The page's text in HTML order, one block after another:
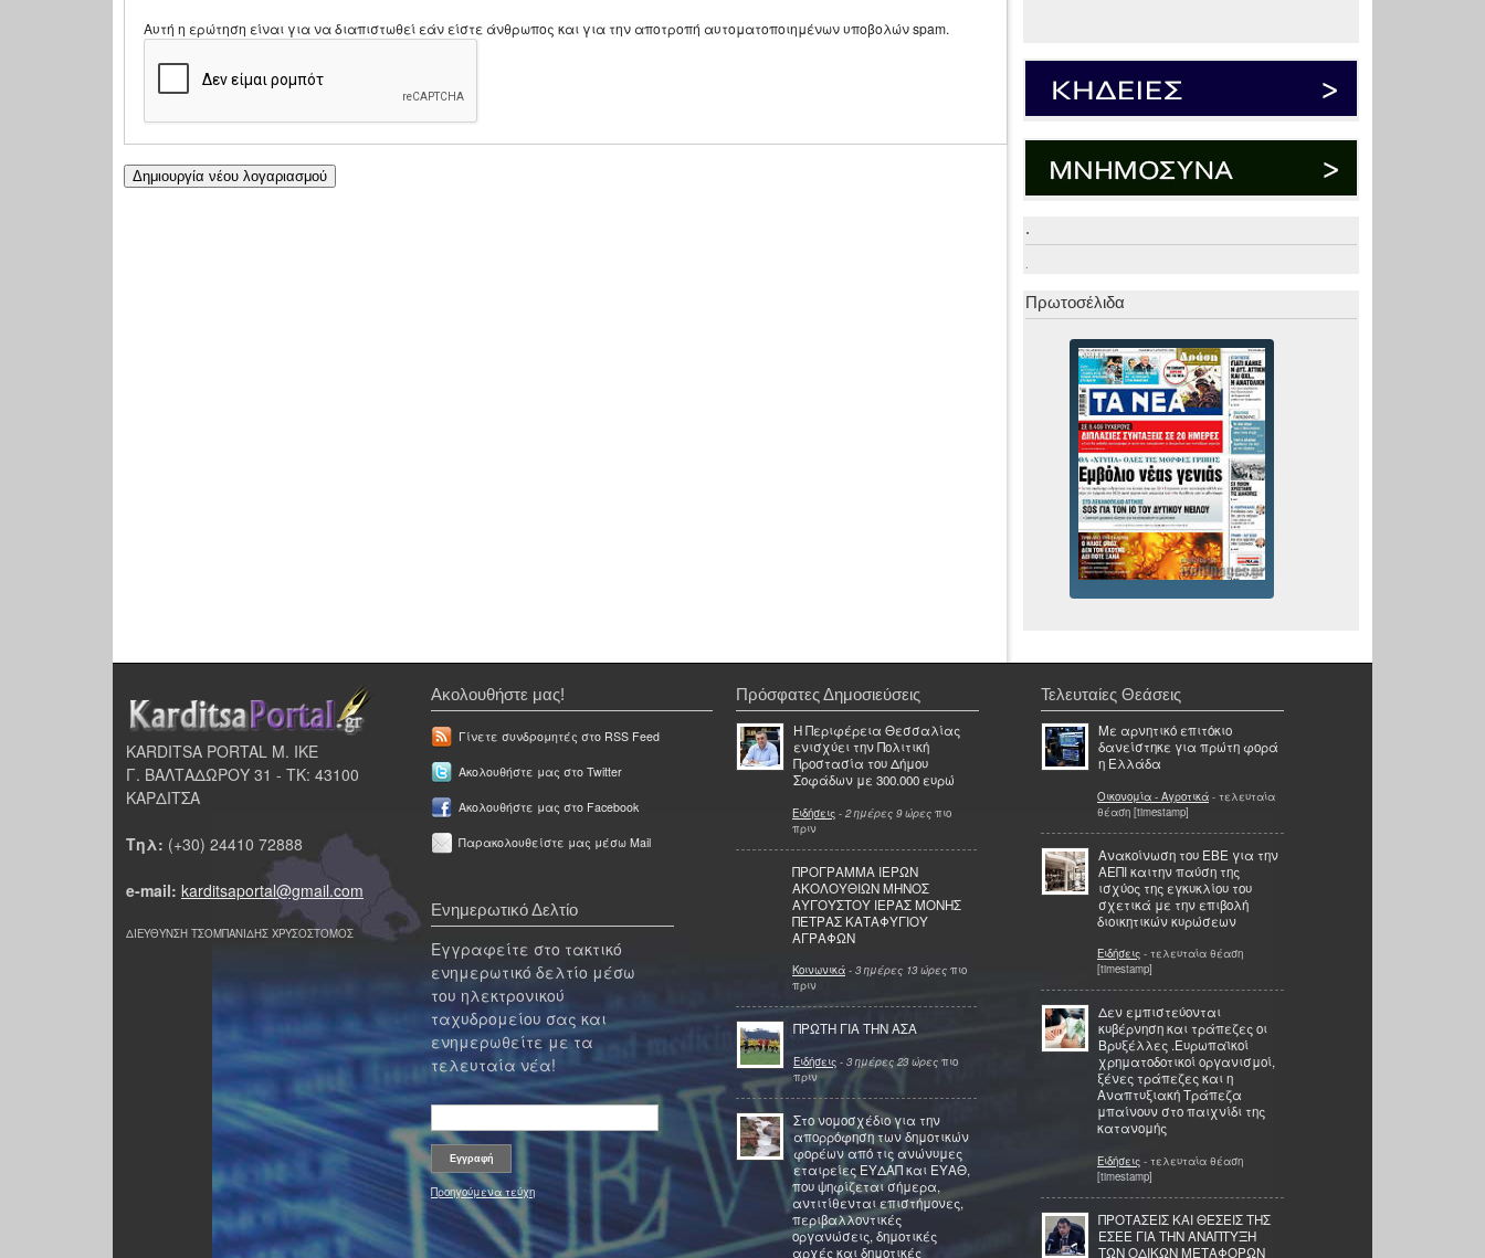
Αυτή η ερώτηση είναι για να διαπιστωθεί εάν είστε άνθρωπος και για την αποτροπή αυτοματοποιημένων υποβολών spam.
.
.
Πρωτοσέλιδα
KARDITSA PORTAL Μ. ΙΚΕ
Γ. ΒΑΛΤΑΔΩΡΟΥ 31 - ΤΚ: 43100
ΚΑΡΔΙΤΣΑ
Τηλ: (+30) 24410 72888
e-mail: karditsaportal@gmail.com
ΔΙΕΥΘΥΝΣΗ ΤΣΟΜΠΑΝΙΔΗΣ ΧΡΥΣΟΣΤΟΜΟΣ
Ακολουθήστε μας!
Γίνετε συνδρομητές στο RSS Feed
Ακολουθήστε μας στο Twitter
Ακολουθήστε μας στο Facebook
Παρακολουθείστε μας μέσω Mail
Ενημερωτικό Δελτίο
Εγγραφείτε στο τακτικό
ενημερωτικό δελτίο μέσω
του ηλεκτρονικού
ταχυδρομείου σας και
ενημερωθείτε με τα
τελευταία νέα!
Προηγούμενα τεύχη
Πρόσφατες Δημοσιεύσεις
Η Περιφέρεια Θεσσαλίας
ενισχύει την Πολιτική
Προστασία του Δήμου
Σοφάδων με 300.000 ευρώ
Ειδήσεις - 2 ημέρες 9 ώρες πιο
πριν
ΠΡΟΓΡΑΜΜΑ ΙΕΡΩΝ
ΑΚΟΛΟΥΘΙΩΝ ΜΗΝΟΣ
ΑΥΓΟΥΣΤΟΥ ΙΕΡΑΣ ΜΟΝΗΣ
ΠΕΤΡΑΣ ΚΑΤΑΦΥΓΙΟΥ
ΑΓΡΑΦΩΝ
Κοινωνικά - 3 ημέρες 13 ώρες πιο
πριν
ΠΡΩΤΗ ΓΙΑ ΤΗΝ ΑΣΑ
Ειδήσεις - 3 ημέρες 23 ώρες πιο
πριν
Στο νομοσχέδιο για την
απορρόφηση των δημοτικών
φορέων από τις ανώνυμες
εταιρείες ΕΥΔΑΠ και ΕΥΑΘ,
που ψηφίζεται σήμερα,
αντιτίθενται επιστήμονες,
περιβαλλοντικές
οργανώσεις, δημοτικές
αρχές και δημοτικές
Τελευταίες Θεάσεις
Με αρνητικό επιτόκιο
δανείστηκε για πρώτη φορά
η Ελλάδα
Οικονομία - Αγροτικά - τελευταία
θέαση [timestamp]
Ανακοίνωση του ΕΒΕ για την
ΑΕΠΙ καιτην παύση της
ισχύος της εγκυκλίου του
σχετικά με την επιβολή
διοικητικών κυρώσεων
Ειδήσεις - τελευταία θέαση
[timestamp]
Δεν εμπιστεύονται
κυβέρνηση και τράπεζες οι
Βρυξέλλες .Ευρωπαϊκοί
χρηματοδοτικοί οργανισμοί,
ξένες τράπεζες και η
Αναπτυξιακή Τράπεζα
μπαίνουν στο παιχνίδι της
κατανομής
Ειδήσεις - τελευταία θέαση
[timestamp]
ΠΡΟΤΑΣΕΙΣ ΚΑΙ ΘΕΣΕΙΣ ΤΗΣ
ΕΣΕΕ ΓΙΑ ΤΗΝ ΑΝΑΠΤΥΞΗ
ΤΩΝ ΟΔΙΚΩΝ ΜΕΤΑΦΟΡΩΝ